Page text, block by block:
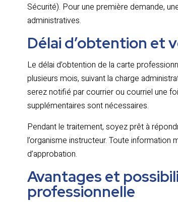
Sécurité). Pour une première demande,
administratives.
Délai d’obtention et
Le délai d’obtention de la carte
plusieurs mois, suivant la charge
serez notifié par courrier ou courriel une
supplémentaires sont nécessaires.
Pendant le traitement, soyez prêt à
l’organisme instructeur. Toute
d’approbation.
Avantages et
professionnelle